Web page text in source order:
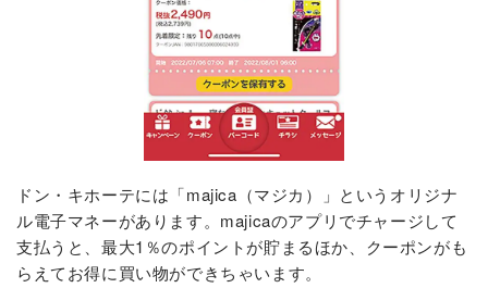
ドン・キホーテには「majica（マジカ）」というオリジナ
ル電子マネーがあります。majicaのアプリでチャージして
支払うと、最大1％のポイントが貯まるほか、クーポンがも
らえてお得に買い物ができちゃいます。